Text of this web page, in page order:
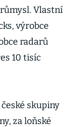
Vlastní
výrobce
radarů
10 tisíc
skupiny
za loňské